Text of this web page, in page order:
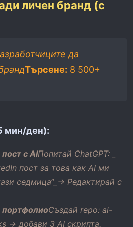
личен бранд (с
да
Търсене: 8 500+
мин/ден):
с AIПопитай ChatGPT: _
пост за това как AI ми
седмица“_→ Редактирай с
портфолиоСъздай repo: ai-
→ добави 3 AI скрипта.